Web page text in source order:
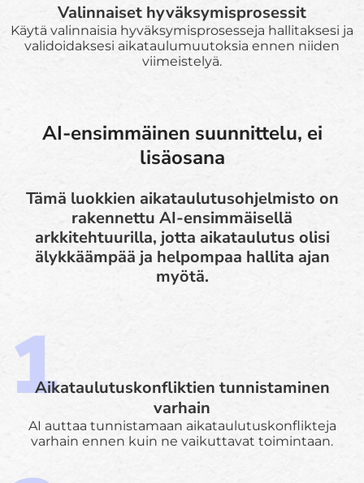
Valinnaiset hyväksymisprosessit
Käytä valinnaisia hyväksymisprosesseja hallitaksesi ja
validoidaksesi aikataulumuutoksia ennen niiden
viimeistelyä.
AI-ensimmäinen suunnittelu, ei
lisäosana
Tämä luokkien aikataulutusohjelmisto on
rakennettu AI-ensimmäisellä
arkkitehtuurilla, jotta aikataulutus olisi
älykkäämpää ja helpompaa hallita ajan
myötä.
Aikataulutuskonfliktien tunnistaminen
varhain
AI auttaa tunnistamaan aikataulutuskonflikteja
varhain ennen kuin ne vaikuttavat toimintaan.